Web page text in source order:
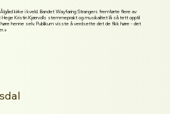
kirke i kveld. Bandet Wayfaring Strangers fremførte flere av
Kristin Kjærvolls stemmeprakt og musikalitet lå så tett opptil
henne selv. Publikum visste å verdsette det de fikk høre - det